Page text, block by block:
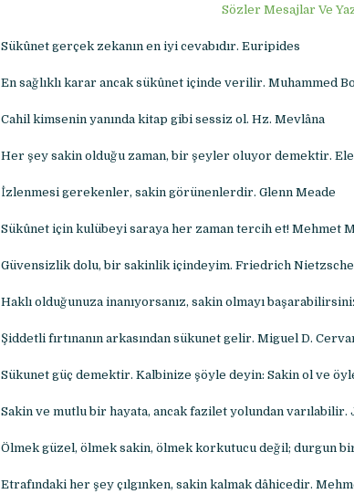
Sözler Mesajlar Ve
Sükûnet gerçek zekanın en iyi cevabıdır. Euripides
En sağlıklı karar ancak sükûnet içinde verilir. Muhammed
Cahil kimsenin yanında kitap gibi sessiz ol. Hz. Mevlâna
Her şey sakin olduğu zaman, bir şeyler oluyor demektir.
İzlenmesi gerekenler, sakin görünenlerdir. Glenn Meade
Sükûnet için kulübeyi saraya her zaman tercih et! Mehmet
Güvensizlik dolu, bir sakinlik içindeyim. Friedrich Nietzsche
Haklı olduğunuza inanıyorsanız, sakin olmayı
Şiddetli fırtınanın arkasından sükunet gelir. Miguel D.
Sükunet güç demektir. Kalbinize şöyle deyin: Sakin ol ve
Sakin ve mutlu bir hayata, ancak fazilet yolundan varılabilir.
Ölmek güzel, ölmek sakin, ölmek korkutucu değil; durgun
Etrafındaki her şey çılgınken, sakin kalmak dâhicedir.